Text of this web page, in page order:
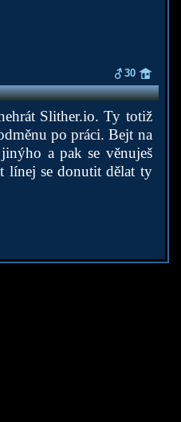
30
Slither.io. Ty totiž
po práci. Bejt na
a pak se věnuješ
línej se donutit dělat ty